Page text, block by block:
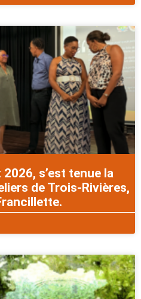
s’est tenue la
de Trois-Rivières,